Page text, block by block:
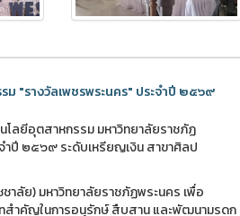
"รางวัลเพชรพระนคร" ประจำปี ๒๕๖๙
ลยีอุตสาหกรรม มหาวิทยาลัยราชภัฏ
ำปี ๒๕๖๙ ระดับเหรียญเงิน สาขาศิลป
ลัย) มหาวิทยาลัยราชภัฏพระนคร เพื่อ
สำคัญในการอนุรักษ์ สืบสาน และพัฒนามรดก